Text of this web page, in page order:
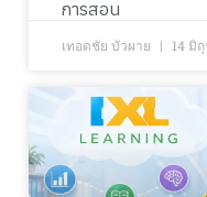
การสอน
เทอดชัย บัวผาย 14 มิ